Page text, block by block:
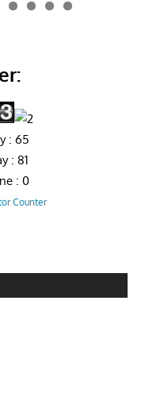
0 1 2
: 65
: 81
: 0
Counter